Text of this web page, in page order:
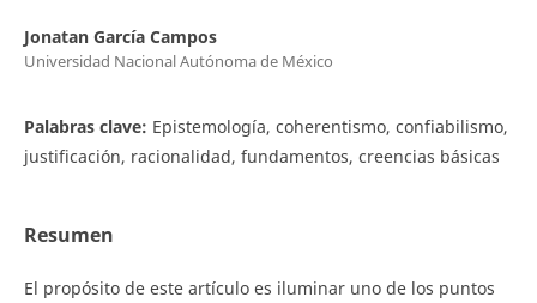
Jonatan García Campos
Universidad Nacional Autónoma de México
Palabras clave: Epistemología, coherentismo, confiabilismo,
justificación, racionalidad, fundamentos, creencias básicas
Resumen
El propósito de este artículo es iluminar uno de los puntos